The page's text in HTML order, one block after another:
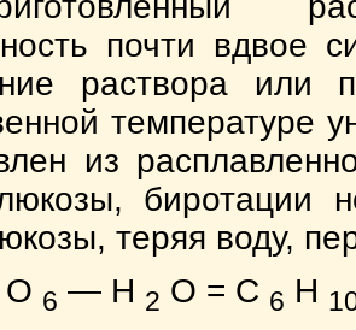
почти вдвое
раствора или
температуре
из
биротации
теряя воду,
О 6 — Н 2 О = С 6 Н